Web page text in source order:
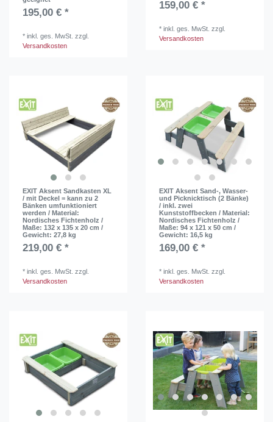
195,00 € *
*inkl. ges. MwSt. zzgl.
Versandkosten
159,00 € *
*inkl. ges. MwSt. zzgl.
Versandkosten
EXIT Aksent Sandkasten XL
/ mit Deckel = kann zu 2
Bänken umfunktioniert
werden / Material:
Nordisches Fichtenholz /
Maße: 132 x 135 x 20 cm /
Gewicht: 27,8 kg
219,00 € *
*inkl. ges. MwSt. zzgl.
Versandkosten
EXIT Aksent Sand-, Wasser-
und Picknicktisch (2 Bänke)
/ inkl. zwei
Kunststoffbecken / Material:
Nordisches Fichtenholz /
Maße: 94 x 121 x 50 cm /
Gewicht: 16,5 kg
169,00 € *
*inkl. ges. MwSt. zzgl.
Versandkosten